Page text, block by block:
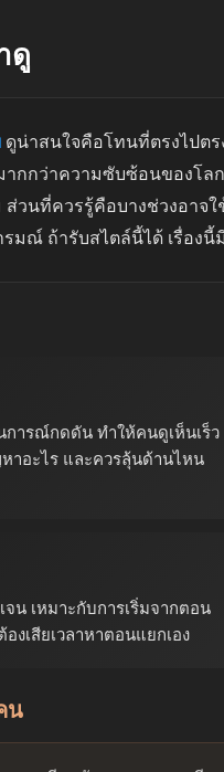
ดู
ดูน่าสนใจคือโทนที่ตรงไปต
กกว่าความซับซ้อนของโล
วนที่ควรรู้คือบางช่วงอาจ
มณ์ ถ้ารับสไตล์นี้ได้ เรื่องนี้
ารณ์กดดัน ทำให้คนดูเห็นเร็ว
าอะไร และควรลุ้นด้านไหน
น เหมาะกับการเริ่มจากตอน
งเสียเวลาหาตอนแยกเอง
น